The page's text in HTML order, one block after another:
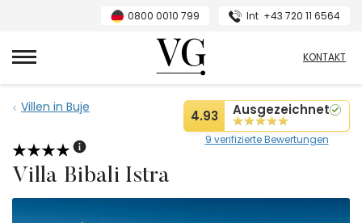
0800 0010 799 Int +43 720 11 6564
VillasGuide
KONTAKT
Villen in Buje
4.93 Ausgezeichnet
9 verifizierte Bewertungen
Villa Bibali Istra